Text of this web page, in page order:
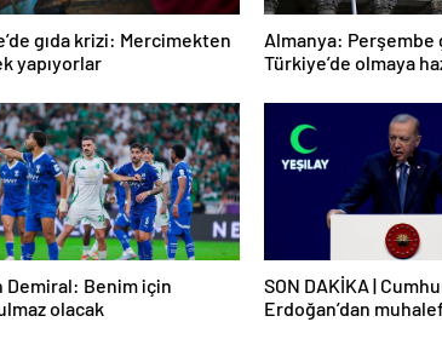
gıda krizi: Mercimekten
yapıyorlar
Almanya: Perşembe
Türkiye’de olmaya
Demiral: Benim için
olacak
SON DAKİKA |
Erdoğan’dan